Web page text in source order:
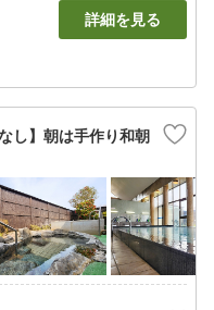
詳細を見る
し】朝は手作り和朝